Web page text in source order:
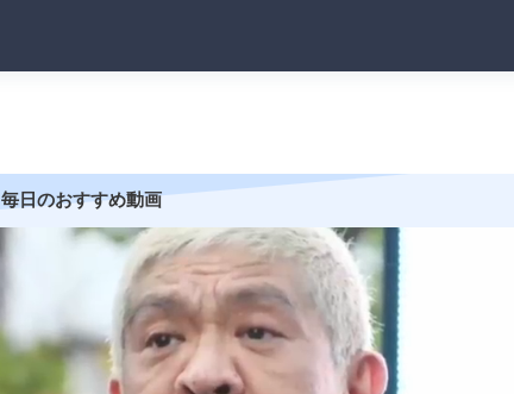
毎日のおすすめ動画